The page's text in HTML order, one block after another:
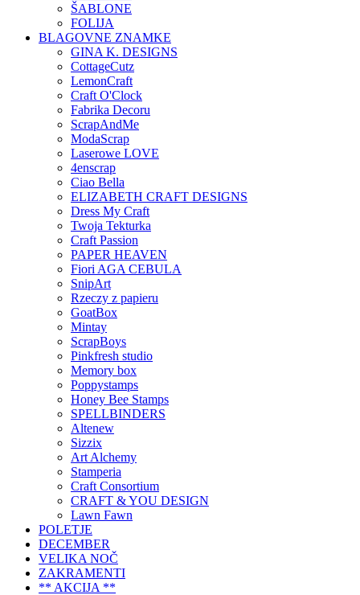
ŠABLONE
FOLIJA
BLAGOVNE ZNAMKE
GINA K. DESIGNS
CottageCutz
LemonCraft
Craft O'Clock
Fabrika Decoru
ScrapAndMe
ModaScrap
Laserowe LOVE
4enscrap
Ciao Bella
ELIZABETH CRAFT DESIGNS
Dress My Craft
Twoja Tekturka
Craft Passion
PAPER HEAVEN
Fiori AGA CEBULA
SnipArt
Rzeczy z papieru
GoatBox
Mintay
ScrapBoys
Pinkfresh studio
Memory box
Poppystamps
Honey Bee Stamps
SPELLBINDERS
Altenew
Sizzix
Art Alchemy
Stamperia
Craft Consortium
CRAFT & YOU DESIGN
Lawn Fawn
POLETJE
DECEMBER
VELIKA NOČ
ZAKRAMENTI
** AKCIJA **